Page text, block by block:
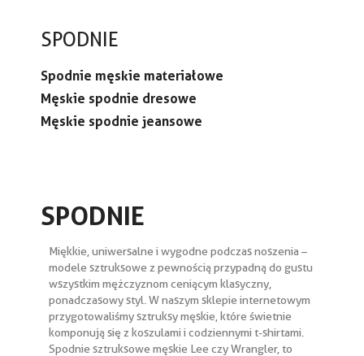
SPODNIE
Spodnie męskie materiałowe
Męskie spodnie dresowe
Męskie spodnie jeansowe
SPODNIE
Miękkie, uniwersalne i wygodne podczas noszenia –
modele sztruksowe z pewnością przypadną do gustu
wszystkim mężczyznom ceniącym klasyczny,
ponadczasowy styl. W naszym sklepie internetowym
przygotowaliśmy sztruksy męskie, które świetnie
komponują się z koszulami i codziennymi t-shirtami.
Spodnie sztruksowe męskie Lee czy Wrangler, to